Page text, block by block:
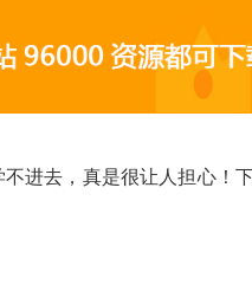
进去，真是很让人担心！